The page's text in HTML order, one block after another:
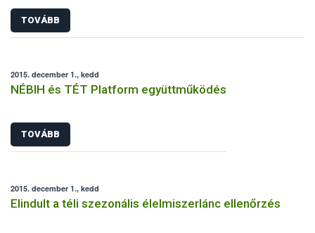
felszolgálásáról tudni érdemes
TOVÁBB
2015. december 1., kedd
NÉBIH és TÉT Platform együttműködés
TOVÁBB
2015. december 1., kedd
Elindult a téli szezonális élelmiszerlánc ellenőrzés